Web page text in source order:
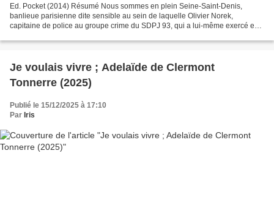
Ed. Pocket (2014) Résumé Nous sommes en plein Seine-Saint-Denis,
banlieue parisienne dite sensible au sein de laquelle Olivier Norek,
capitaine de police au groupe crime du SDPJ 93, qui a lui-même exercé en
Je voulais vivre ; Adelaïde de Clermont
Tonnerre (2025)
Publié le 15/12/2025 à 17:10
Par Iris